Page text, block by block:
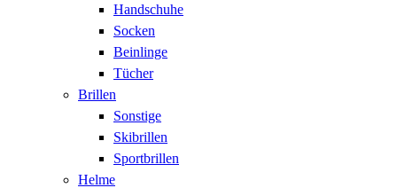
Handschuhe
Socken
Beinlinge
Tücher
Brillen
Sonstige
Skibrillen
Sportbrillen
Helme